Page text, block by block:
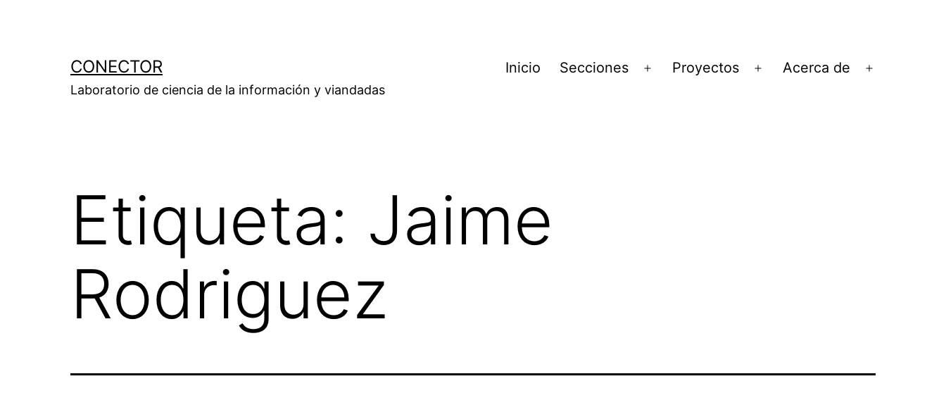
CONECTOR
Laboratorio de ciencia de la información y viandadas
Inicio Secciones
Abrir
Proyectos
Abrir
Acerca de
Etiqueta: Jaime
Rodriguez